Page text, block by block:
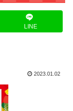
LINE
2023.01.02